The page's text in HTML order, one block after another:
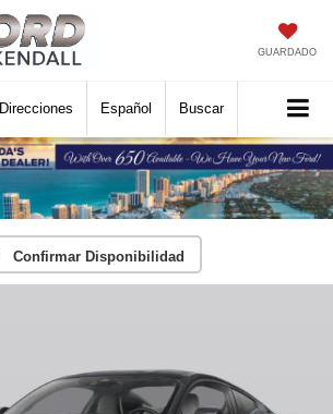
GUARDADO
Direcciones Español Buscar
Confirmar Disponibilidad